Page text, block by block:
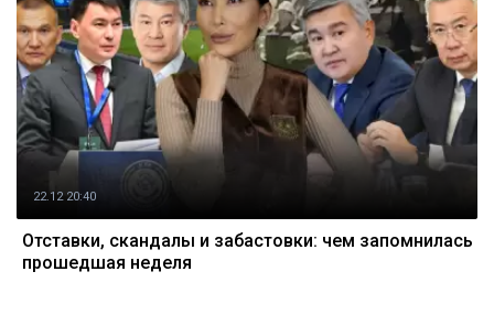
22.12 20:40
Отставки, скандалы и забастовки: чем запомнилась
прошедшая неделя